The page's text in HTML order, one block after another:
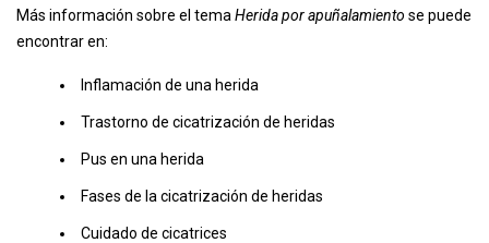
Más información sobre el tema Herida por apuñalamiento se puede
encontrar en:
Inflamación de una herida
Trastorno de cicatrización de heridas
Pus en una herida
Fases de la cicatrización de heridas
Cuidado de cicatrices